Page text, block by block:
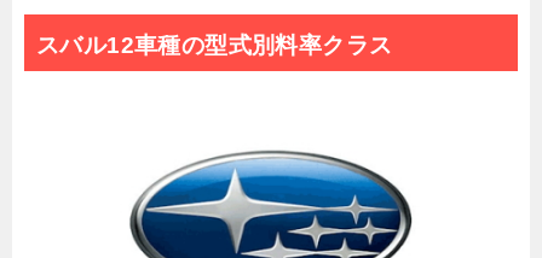
スバル12車種の型式別料率クラス